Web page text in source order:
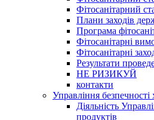
Фітосанітарний
Плани заходів
Програма
Фітосанітарні
Фітосанітарні
Результати
НЕ РИЗИКУЙ
контакти
Управління
Діяльність
продуктів